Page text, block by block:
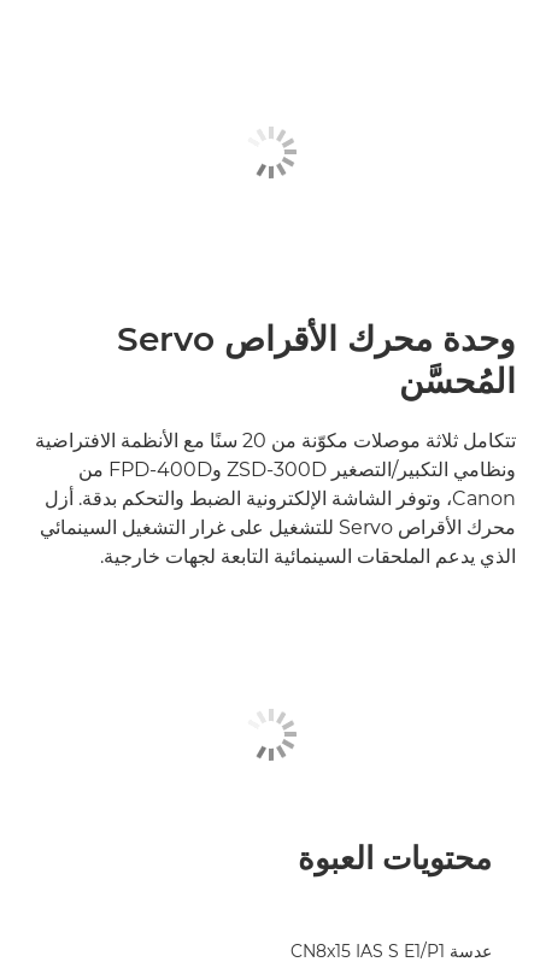
وحدة محرك الأقراص Servo
المُحسَّن
تتكامل ثلاثة موصلات مكوّنة من 20 سنًا مع الأنظمة الافتراضية
ونظامي التكبير/التصغير ZSD-300D وFPD-400D من
Canon، وتوفر الشاشة الإلكترونية الضبط والتحكم بدقة. أزل
محرك الأقراص Servo للتشغيل على غرار التشغيل السينمائي
الذي يدعم الملحقات السينمائية التابعة لجهات خارجية.
محتويات العبوة
عدسة CN8x15 IAS S E1/P1